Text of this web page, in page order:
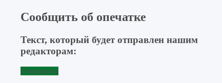
Сообщить об опечатке
Текст, который будет отправлен нашим
редакторам:
Отправить